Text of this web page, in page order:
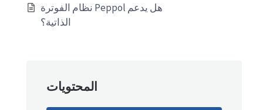
هل يدعم Peppol نظام الفوترة
الذاتية؟
المحتويات